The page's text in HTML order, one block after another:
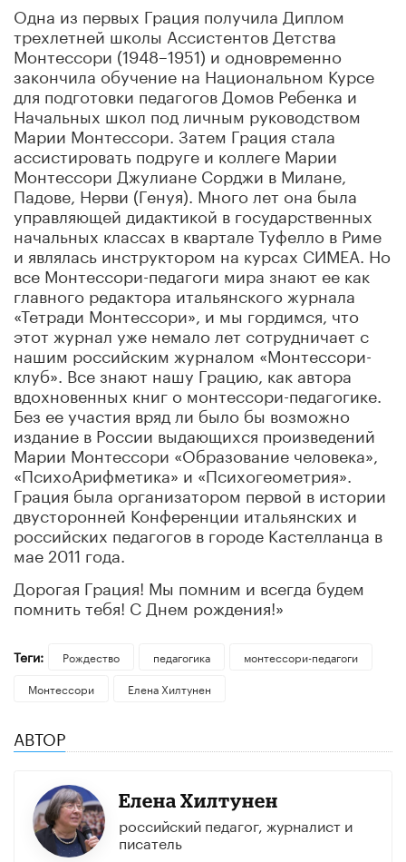
Одна из первых Грация получила Диплом
трехлетней школы Ассистентов Детства
Монтессори (1948–1951) и одновременно
закончила обучение на Национальном Курсе
для подготовки педагогов Домов Ребенка и
Начальных школ под личным руководством
Марии Монтессори. Затем Грация стала
ассистировать подруге и коллеге Марии
Монтессори Джулиане Сорджи в Милане,
Падове, Нерви (Генуя). Много лет она была
управляющей дидактикой в государственных
начальных классах в квартале Туфелло в Риме
и являлась инструктором на курсах СИМЕА. Но
все Монтессори-педагоги мира знают ее как
главного редактора итальянского журнала
«Тетради Монтессори», и мы гордимся, что
этот журнал уже немало лет сотрудничает с
нашим российским журналом «Монтессори-
клуб». Все знают нашу Грацию, как автора
вдохновенных книг о монтессори-педагогике.
Без ее участия вряд ли было бы возможно
издание в России выдающихся произведений
Марии Монтессори «Образование человека»,
«ПсихоАрифметика» и «Психогеометрия».
Грация была организатором первой в истории
двусторонней Конференции итальянских и
российских педагогов в городе Кастелланца в
мае 2011 года.
Дорогая Грация! Мы помним и всегда будем
помнить тебя! С Днем рождения!»
Теги: Рождество педагогика
монтессори-педагоги
Монтессори
Елена Хилтунен
АВТОР
Елена Хилтунен
российский педагог, журналист и
писатель